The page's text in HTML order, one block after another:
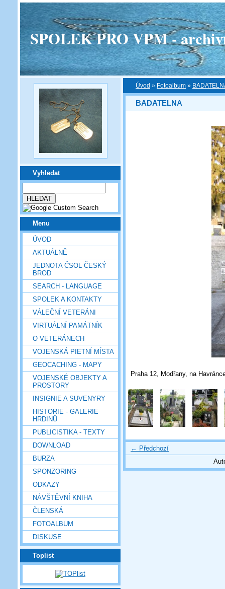
SPOLEK PRO VPM -
Vyhledat
Menu
ÚVOD
AKTUÁLNĚ
JEDNOTA ČSOL ČESKÝ
BROD
SEARCH - LANGUAGE
SPOLEK A KONTAKTY
VÁLEČNÍ VETERÁNI
VIRTUÁLNÍ PAMÁTNÍK
O VETERÁNECH
VOJENSKÁ PIETNÍ MÍSTA
GEOCACHING - MAPY
VOJENSKÉ OBJEKTY A
PROSTORY
INSIGNIE A SUVENYRY
HISTORIE - GALERIE
HRDINŮ
PUBLICISTIKA - TEXTY
DOWNLOAD
BURZA
SPONZORING
ODKAZY
NÁVŠTĚVNÍ KNIHA
ČLENSKÁ
FOTOALBUM
DISKUSE
Toplist
Úvod » Fotoalbum »
BADATELNA
Praha 12, Modřany, na
← Předchozí